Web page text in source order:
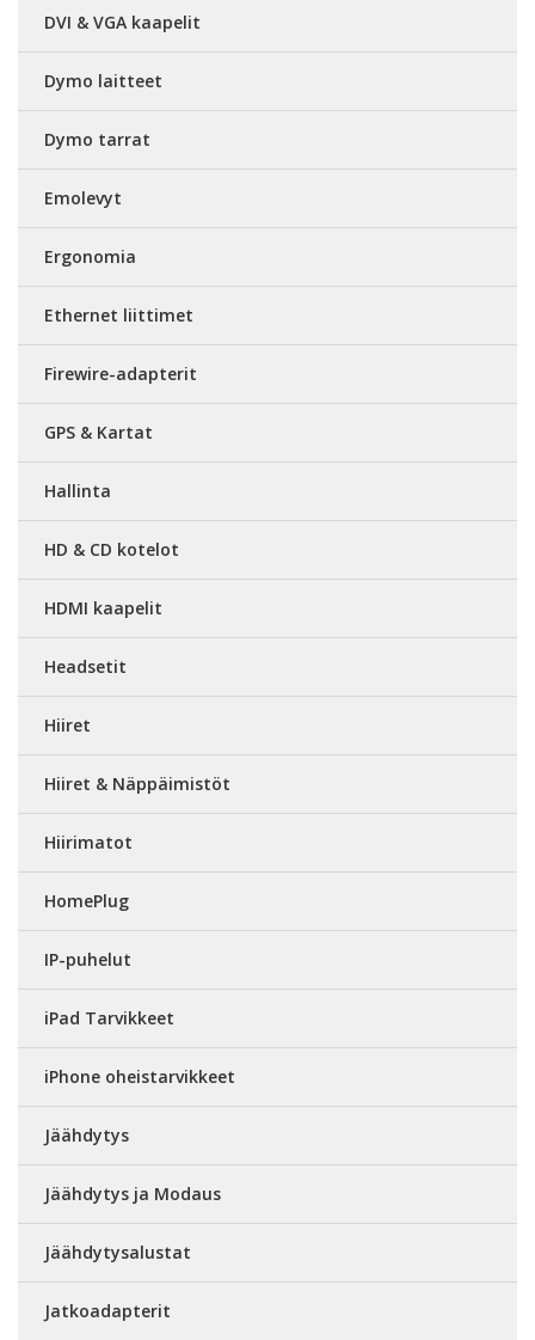
DVI & VGA kaapelit
Dymo laitteet
Dymo tarrat
Emolevyt
Ergonomia
Ethernet liittimet
Firewire-adapterit
GPS & Kartat
Hallinta
HD & CD kotelot
HDMI kaapelit
Headsetit
Hiiret
Hiiret & Näppäimistöt
Hiirimatot
HomePlug
IP-puhelut
iPad Tarvikkeet
iPhone oheistarvikkeet
Jäähdytys
Jäähdytys ja Modaus
Jäähdytysalustat
Jatkoadapterit